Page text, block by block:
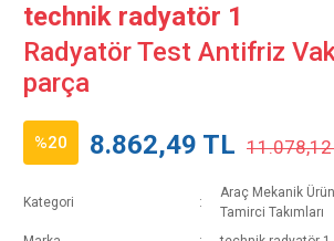
technik radyatör 1
Radyatör Test Antifriz
parça
%20 8.862,49 TL
Kategori
Araç Mekanik
Tamirci Takımları